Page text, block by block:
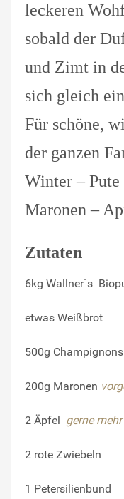
leckeren
sobald der
und Zimt in
sich gleich
Für schöne,
der ganzen
Winter –
Maronen –
Zutaten
6kg Wallner´s
etwas Weißbrot
500g
200g Maronen
2 Äpfel gerne
2 rote Zwiebeln
1 Petersilienbund